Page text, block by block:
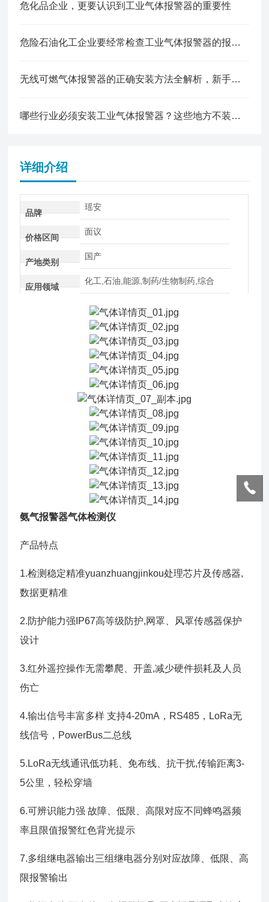
危化品企业，更要认识到工业气体报警器的重要性
危险石油化工企业要经常检查工业气体报警器的报警效果
无线可燃气体报警器的正确安装方法全解析，新手也能轻松上手
哪些行业必须安装工业气体报警器？这些地方不装可能违法！
详细介绍
品牌
瑶安
价格区间
面议
产地类别
国产
应用领域
化工,石油,能源,制药/生物制药,综合
氨气报警器气体检测仪
产品特点
1.检测稳定精准yuanzhuangjinkou处理芯片及传感器,
数据更精准
2.防护能力强IP67高等级防护,网罩、风罩传感器保护
设计
3.红外遥控操作无需攀爬、开盖,减少硬件损耗及人员
伤亡
4.输出信号丰富多样 支持4-20mA，RS485，LoRa无
线信号，PowerBus二总线
5.LoRa无线通讯低功耗、免布线、抗干扰,传输距离3-
5公里，轻松穿墙
6.可辨识能力强 故障、低限、高限对应不同蜂鸣器频
率且限值报警红色背光提示
7.多组继电器输出三组继电器分别对应故障、低限、高
限报警输出